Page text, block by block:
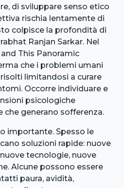
di sviluppare senso etico
rischia lentamente di
colpisce la profondità di
Ranjan Sarkar. Nel
This Panoramic
che i problemi umani
limitandosi a curare
Occorre individuare e
psicologiche
che generano sofferenza.
importante. Spesso le
soluzioni rapide: nuove
tecnologie, nuove
Alcune possono essere
paura, avidità,